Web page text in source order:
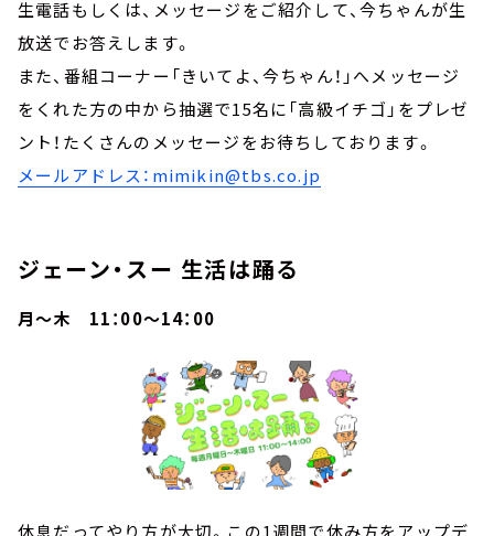
生電話もしくは、メッセージをご紹介して、今ちゃんが生
放送でお答えします。
また、番組コーナー「きいてよ、今ちゃん！」へメッセージ
をくれた方の中から抽選で15名に「高級イチゴ」をプレゼ
ント！たくさんのメッセージをお待ちしております。
メールアドレス：mimikin@tbs.co.jp
ジェーン・スー 生活は踊る
月～木 11：00～14：00
休息だってやり方が大切。この1週間で休み方をアップデ